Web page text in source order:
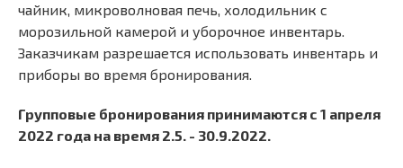
чайник, микроволновая печь, холодильник с
морозильной камерой и уборочное инвентарь.
Заказчикам разрешается использовать инвентарь и
приборы во время бронирования.
Групповые бронирования принимаются с 1 апреля
2022 года на время 2.5. - 30.9.2022.